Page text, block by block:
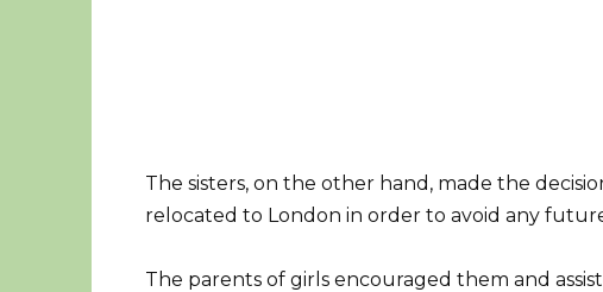
The sisters, on the other hand, made the
relocated to London in order to avoid any
The parents of girls encouraged them and